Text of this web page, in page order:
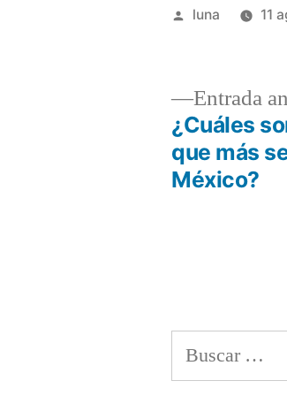
Publicado
luna 11
Navegación
Entrada
¿Cuáles
que más
México?
Buscar: